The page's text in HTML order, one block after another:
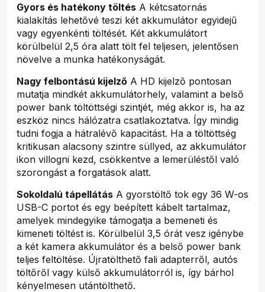
Gyors és hatékony töltés A kétcsatornás
kialakítás lehetővé teszi két akkumulátor egyidejű
vagy egyenkénti töltését. Két akkumulátort
körülbelül 2,5 óra alatt tölt fel teljesen, jelentősen
növelve a munka hatékonyságát.
Nagy felbontású kijelző A HD kijelző pontosan
mutatja mindkét akkumulátorhely, valamint a belső
power bank töltöttségi szintjét, még akkor is, ha az
eszköz nincs hálózatra csatlakoztatva. Így mindig
tudni fogja a hátralévő kapacitást. Ha a töltöttség
kritikusan alacsony szintre süllyed, az akkumulátor
ikon villogni kezd, csökkentve a lemerüléstől való
szorongást a forgatások alatt.
Sokoldalú tápellátás A gyorstöltő tok egy 36 W-os
USB-C portot és egy beépített kábelt tartalmaz,
amelyek mindegyike támogatja a bemeneti és
kimeneti töltést is. Körülbelül 3,5 órát vesz igénybe
a két kamera akkumulátor és a belső power bank
teljes feltöltése. Újratölthető fali adapterről, autós
töltőről vagy külső akkumulátorról is, így bárhol
kényelmesen utántölthető.